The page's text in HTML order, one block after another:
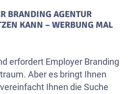
BRANDING AGENTUR
KANN – WERBUNG MAL
erfordert Employer Branding
Aber es bringt Ihnen
Ihnen die Suche